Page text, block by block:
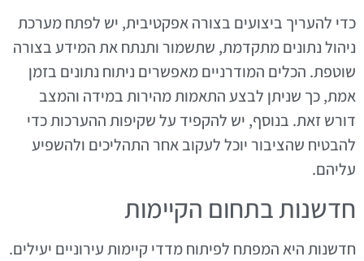
כדי להעריך ביצועים בצורה אפקטיבית, יש לפתח מערכת
ניהול נתונים מתקדמת, שתשמור ותנתח את המידע בצורה
שוטפת. הכלים המודרניים מאפשרים ניתוח נתונים בזמן
אמת, כך שניתן לבצע התאמות מהירות במידה והמצב
דורש זאת. בנוסף, יש להקפיד על שקיפות ההערכות כדי
להבטיח שהציבור יוכל לעקוב אחר התהליכים ולהשפיע
עליהם.
חדשנות בתחום הקיימות
חדשנות היא המפתח לפיתוח מדדי קיימות עירוניים יעילים.